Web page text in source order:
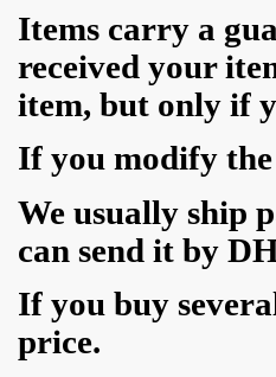
Items carry a
received your
item, but only if
If you modify
We usually ship
can send it by
If you buy
price.